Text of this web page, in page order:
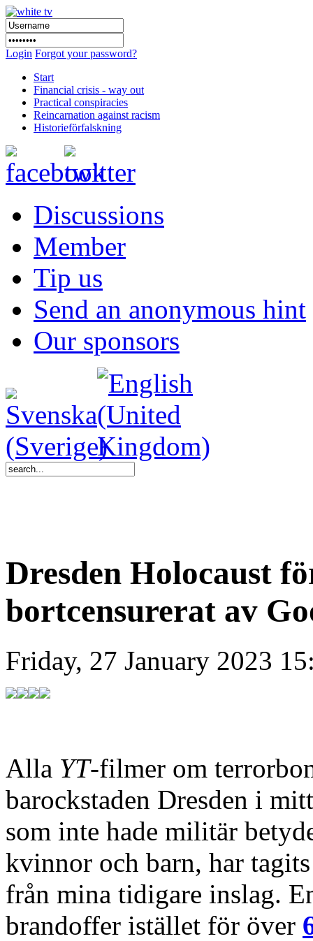
Login Forgot your password?
Start
Financial crisis - way out
Practical conspiracies
Reincarnation against racism
Historieförfalskning
Discussions
Member
Tip us
Send an anonymous hint
Our sponsors
Dresden Holocaust
bortcensurerat av
Friday, 27 January 2023
Alla YT-filmer om
barockstaden Dresden i
som inte hade militär
kvinnor och barn, har
från mina tidigare inslag.
brandoffer istället för över